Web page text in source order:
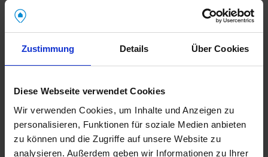
Zustimmung Details Über Cookies
Diese Webseite verwendet Cookies
Wir verwenden Cookies, um Inhalte und Anzeigen zu
personalisieren, Funktionen für soziale Medien anbieten
zu können und die Zugriffe auf unsere Website zu
analysieren. Außerdem geben wir Informationen zu Ihrer
Persönliche Beratung ist dein
Alleinstellungsmerkmal
Die Technik haben (fast) alle. Aber deineArt zu
beraten– ehrlich, verständlich, professionell – ist
langfristige Kundenbeziehungen auf und gewinnt
Empfehlungen.